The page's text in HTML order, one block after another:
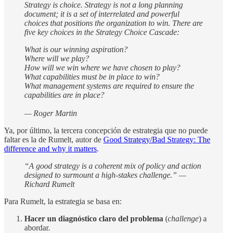
Strategy is choice. Strategy is not a long planning
document; it is a set of interrelated and powerful
choices that positions the organization to win. There are
five key choices in the Strategy Choice Cascade:
What is our winning aspiration?
Where will we play?
How will we win where we have chosen to play?
What capabilities must be in place to win?
What management systems are required to ensure the
capabilities are in place?
— Roger Martin
Ya, por último, la tercera concepción de estrategia que no puede
faltar es la de Rumelt, autor de Good Strategy/Bad Strategy: The
difference and why it matters.
“A good strategy is a coherent mix of policy and action
designed to surmount a high-stakes challenge.” —
Richard Rumelt
Para Rumelt, la estrategia se basa en:
Hacer un diagnóstico claro del problema (challenge) a
abordar.